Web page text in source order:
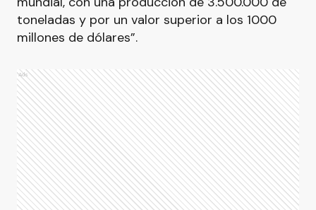
toneladas y por un valor superior a los 1000
millones de dólares”.
Ads